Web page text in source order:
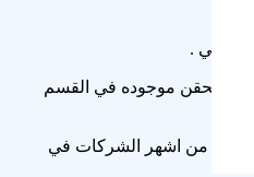
الحقن موجوده في القسم
الغرفه من اشهر الشركات في